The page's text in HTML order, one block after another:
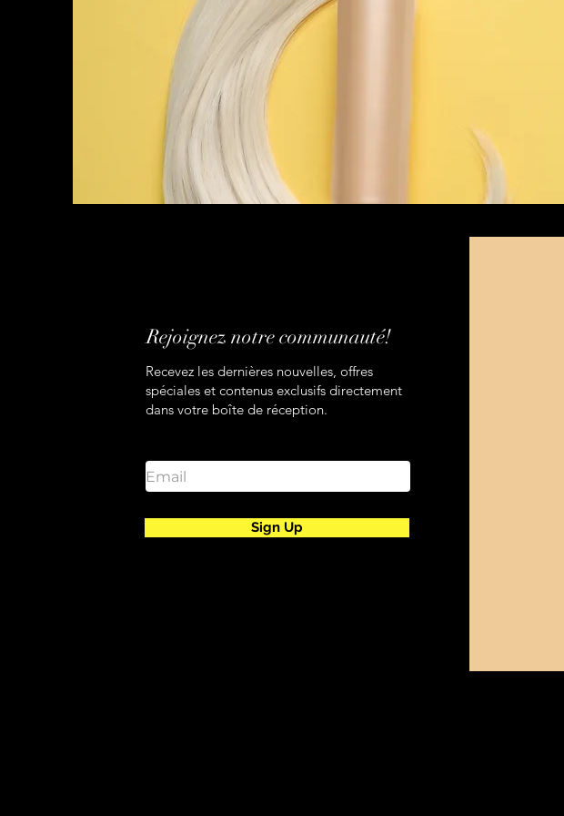
Rejoignez notre communauté!
Recevez les dernières nouvelles, offres
spéciales et contenus exclusifs directement
dans votre boîte de réception.
Sign Up